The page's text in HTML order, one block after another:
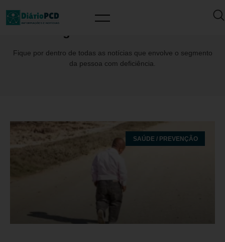
Fique por dentro de todas as notícias que envolve o segmento
da pessoa com deficiência.
SAÚDE / PREVENÇÃO